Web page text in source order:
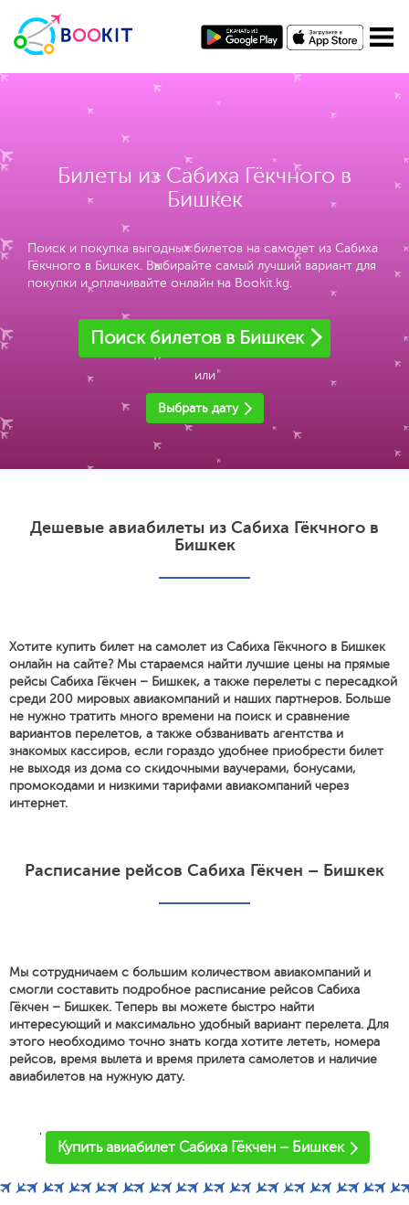
Билеты из Сабиха Гёкчного в
Бишкек
Поиск и покупка выгодных билетов на самолет из Сабиха
Гёкчного в Бишкек. Выбирайте самый лучший вариант для
покупки и оплачивайте онлайн на Bookit.kg.
Поиск билетов в Бишкек
или
Выбрать дату
Дешевые авиабилеты из Сабиха Гёкчного в
Бишкек
Хотите купить билет на самолет из Сабиха Гёкчного в Бишкек
онлайн на сайте? Мы стараемся найти лучшие цены на прямые
рейсы Сабиха Гёкчен – Бишкек, а также перелеты с пересадкой
среди 200 мировых авиакомпаний и наших партнеров. Больше
не нужно тратить много времени на поиск и сравнение
вариантов перелетов, а также обзванивать агентства и
знакомых кассиров, если гораздо удобнее приобрести билет
не выходя из дома со скидочными ваучерами, бонусами,
промокодами и низкими тарифами авиакомпаний через
интернет.
Расписание рейсов Сабиха Гёкчен – Бишкек
Мы сотрудничаем с большим количеством авиакомпаний и
смогли составить подробное расписание рейсов Сабиха
Гёкчен – Бишкек. Теперь вы можете быстро найти
интересующий и максимально удобный вариант перелета. Для
этого необходимо точно знать когда хотите лететь, номера
рейсов, время вылета и время прилета самолетов и наличие
авиабилетов на нужную дату.
'
Купить авиабилет Сабиха Гёкчен – Бишкек